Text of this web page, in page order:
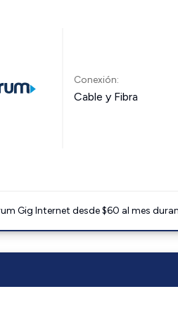
Conexión:
Cable y Fibra
Gig Internet desde $60 al mes